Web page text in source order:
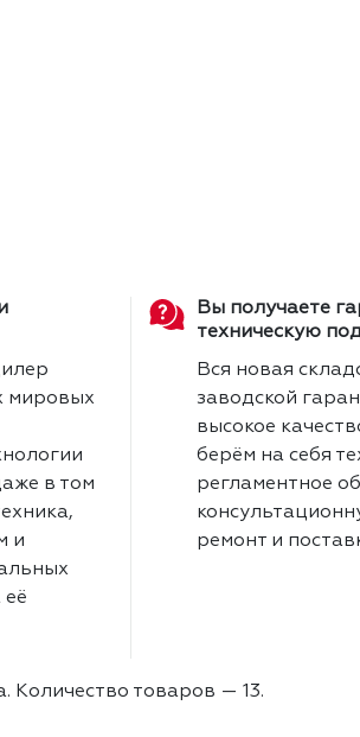
мировых
в том
и
её
Вы получаете
техническую
Вся новая
заводской
высокое
берём на себя
регламентное
ремонт и
Количество товаров — 13.